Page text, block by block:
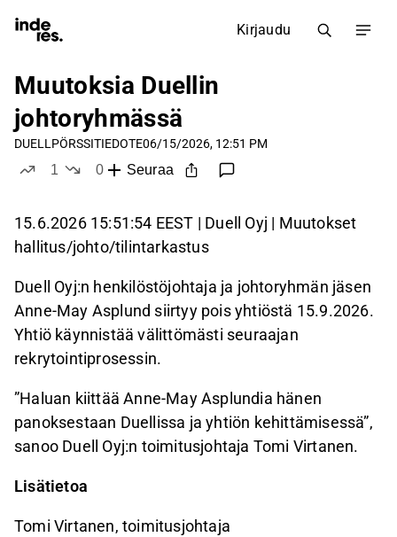
Kirjaudu
Muutoksia Duellin
johtoryhmässä
DUELL PÖRSSITIEDOTE06/15/2026, 12:51 PM
1
0
Seuraa
15.6.2026 15:51:54 EEST | Duell Oyj | Muutokset
hallitus/johto/tilintarkastus
Duell Oyj:n henkilöstöjohtaja ja johtoryhmän jäsen
Anne-May Asplund siirtyy pois yhtiöstä 15.9.2026.
Yhtiö käynnistää välittömästi seuraajan
rekrytointiprosessin.
”Haluan kiittää Anne-May Asplundia hänen
panoksestaan Duellissa ja yhtiön kehittämisessä”,
sanoo Duell Oyj:n toimitusjohtaja Tomi Virtanen.
Lisätietoa
Tomi Virtanen, toimitusjohtaja